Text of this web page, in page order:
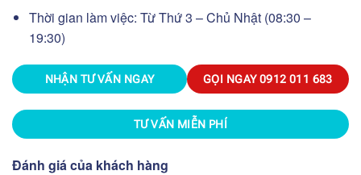
Thời gian làm việc: Từ Thứ 3 – Chủ Nhật (08:30 –
19:30)
NHẬN TƯ VẤN NGAY GỌI NGAY0912 011 683
TƯ VẤN MIỄN PHÍ
Đánh giá của khách hàng